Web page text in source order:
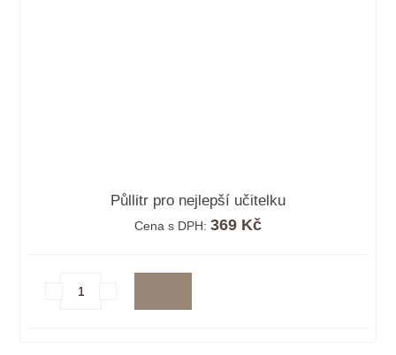
Půllitr pro nejlepší učitelku
Cena s DPH: 369 Kč